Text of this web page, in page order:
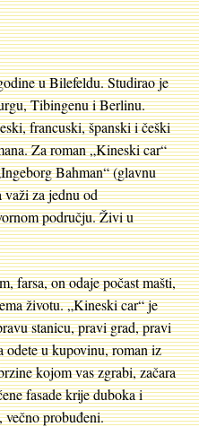
u Bilefeldu. Studirao je
Tibingenu i Berlinu.
francuski, španski i češki
Za roman „Kineski car“
Bahman“ (glavnu
za jednu od
području. Živi u
farsa, on odaje počast mašti,
životu. „Kineski car“ je
stanicu, pravi grad, pravi
odete u kupovinu, roman iz
kojom vas zgrabi, začara
fasade krije duboka i
probuđeni.